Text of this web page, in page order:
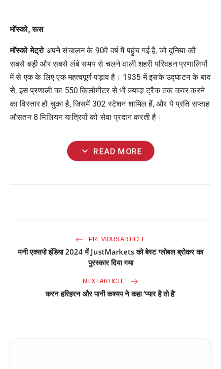
मॉस्को,रूस
मॉस्को मेट्रोअपने संचालन के 90वें वर्ष में पहुंच गई है, जो दुनिया की
सबसे बड़ी और सबसे लंबे समय से चलने वाली शहरी परिवहन प्रणालियों
में से एक के लिए एक महत्वपूर्ण पड़ाव है। 1935 में इसके उद्घाटन के बाद
से, इस प्रणाली का 550 किलोमीटर से भी ज़्यादा ट्रैक तक कवर करने
का विस्तार हो चुका है, जिसमें 302 स्टेशन शामिल हैं, और ये प्रति सप्ताह
औसतन 8 मिलियन यात्रियों को सेवा प्रदान करती है।
expand_more READ MORE
PREVIOUS ARTICLE
मनी एक्सपो इंडिया 2024 में JustMarkets को बेस्ट ग्लोबल ब्रोकर का
पुरस्कार दिया गया
NEXT ARTICLE
करन हरिहरन और पानी कश्यप ने कहा ’प्यार है तो है’